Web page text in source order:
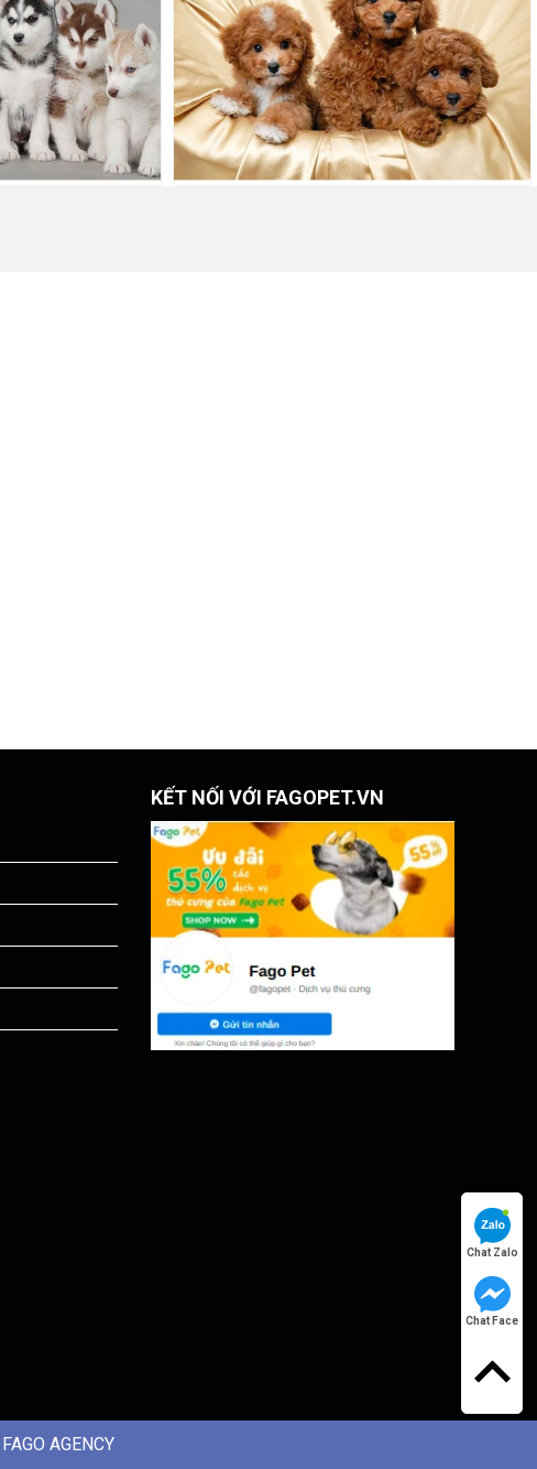
Chat Zalo
Chat Face
KẾT NỐI VỚI FAGOPET.VN
FAGO AGENCY